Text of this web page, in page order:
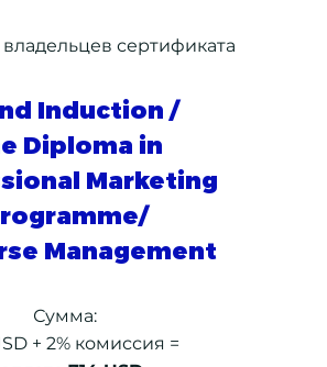
сертификата
Induction /
Diploma in
Marketing
Management
Сумма:
+ 2% комиссия =